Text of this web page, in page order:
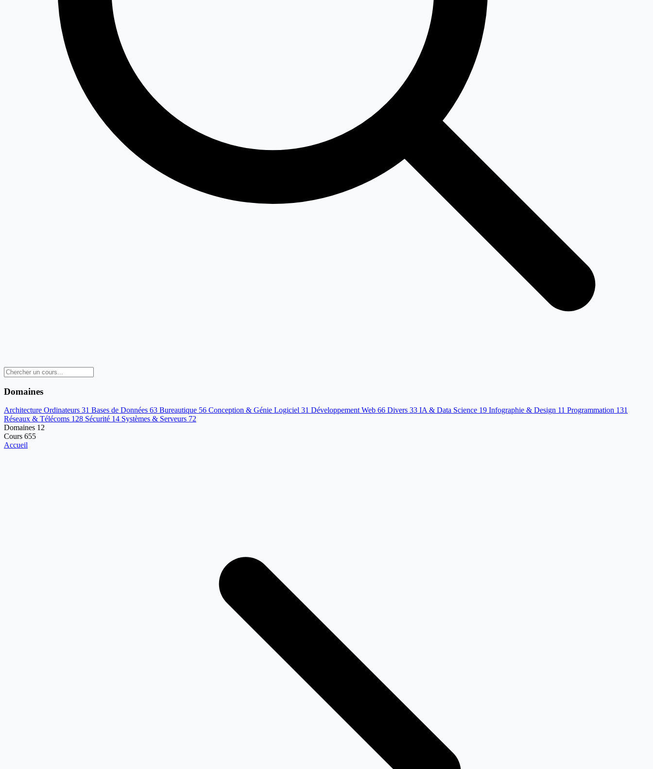
Domaines
Architecture Ordinateurs 31 Bases de Données 63 Bureautique 56 Conception & Génie Logiciel 31 Développement Web 66 Divers 33 IA & Data Science 19 Infographie & Design 11 Programmation 131
Réseaux & Télécoms 128 Sécurité 14 Systèmes & Serveurs 72
Domaines 12
Cours 655
Accueil